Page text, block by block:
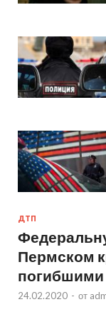
ДТП
Пермском
погибшими
24.02.2020 - от